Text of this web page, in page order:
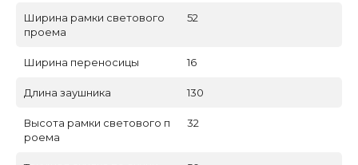
Ширина рамки светового
проема
52
Ширина переносицы 16
Длина заушника 130
Высота рамки светового п
роема
32